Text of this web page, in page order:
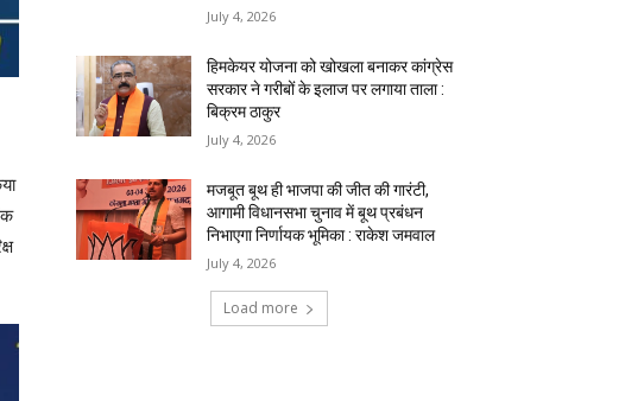
July 4, 2026
हिमकेयर योजना को खोखला बनाकर कांग्रेस
सरकार ने गरीबों के इलाज पर लगाया ताला :
बिक्रम ठाकुर
July 4, 2026
मजबूत बूथ ही भाजपा की जीत की गारंटी,
आगामी विधानसभा चुनाव में बूथ प्रबंधन
निभाएगा निर्णायक भूमिका : राकेश जमवाल
July 4, 2026
Load more